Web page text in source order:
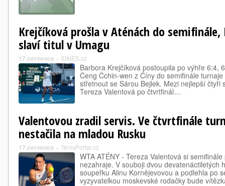
Krejčíková prošla v Aténách do semifinále,
slaví titul v Umagu
17.července » iDNES.cz
Barbora Krejčíková postoupila po výhře 6:4,
Čeng Čchin-wen z Číny do semifinále
střetnout se Sárou Bejlek. Mezi nejlepší čtyři
Tereza Valentová po čtvrtfinál…
Valentovou zradil servis. Ve čtvrtfinále
nestačila na mladou Rusku
17.července » TenisPortal.cz
WTA ATÉNY - Tereza Valentová si
nezahraje. V souboji dvou devatenáctiletých
soupeřku Alinu Kornějevovou a podlehla po
vyzyvatelkou moskevské rodačky bude